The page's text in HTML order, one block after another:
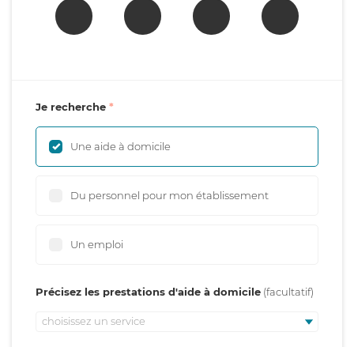
Je recherche
Une aide à domicile
Du personnel pour mon établissement
Un emploi
Précisez les prestations d'aide à domicile
choisissez un service